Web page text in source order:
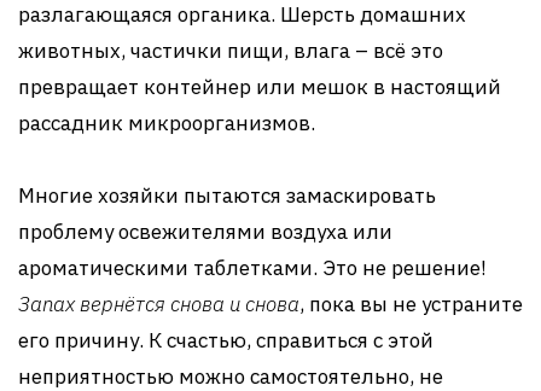
разлагающаяся органика. Шерсть домашних
животных, частички пищи, влага – всё это
превращает контейнер или мешок в настоящий
рассадник микроорганизмов.
Многие хозяйки пытаются замаскировать
проблему освежителями воздуха или
ароматическими таблетками. Это не решение!
Запах вернётся снова и снова, пока вы не устраните
его причину. К счастью, справиться с этой
неприятностью можно самостоятельно, не